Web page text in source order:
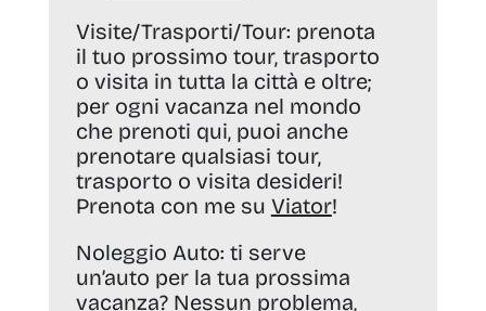
Visite/Trasporti/Tour: prenota
il tuo prossimo tour, trasporto
o visita in tutta la città e oltre;
per ogni vacanza nel mondo
che prenoti qui, puoi anche
prenotare qualsiasi tour,
trasporto o visita desideri!
Prenota con me su Viator!
Noleggio Auto: ti serve
un’auto per la tua prossima
vacanza? Nessun problema,